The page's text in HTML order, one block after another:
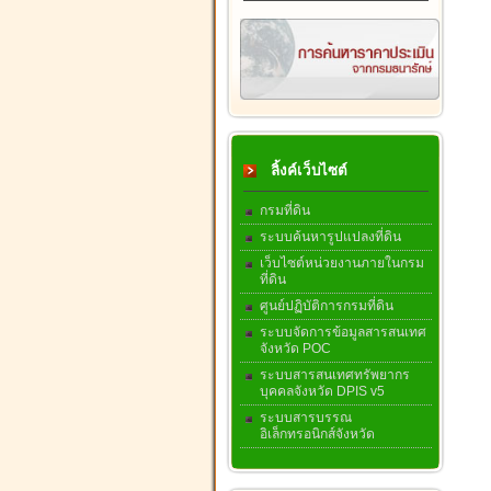
ลิ้งค์เว็บไซต์
กรมที่ดิน
ระบบค้นหารูปแปลงที่ดิน
เว็บไซต์หน่วยงานภายในกรม
ที่ดิน
ศูนย์ปฏิบัติการกรมที่ดิน
ระบบจัดการข้อมูลสารสนเทศ
จังหวัด POC
ระบบสารสนเทศทรัพยากร
บุคคลจังหวัด DPIS v5
ระบบสารบรรณ
อิเล็กทรอนิกส์จังหวัด